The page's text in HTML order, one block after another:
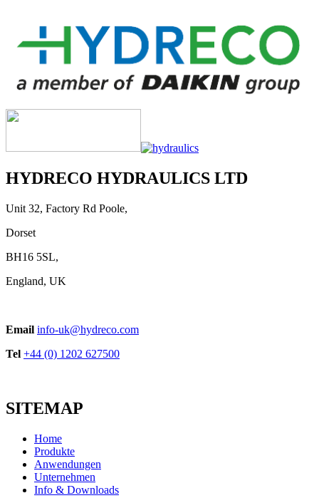
HYDRECO HYDRAULICS LTD
Unit 32, Factory Rd Poole,
Dorset
BH16 5SL,
England, UK
Email info-uk@hydreco.com
Tel +44 (0) 1202 627500
SITEMAP
Home
Produkte
Anwendungen
Unternehmen
Info & Downloads